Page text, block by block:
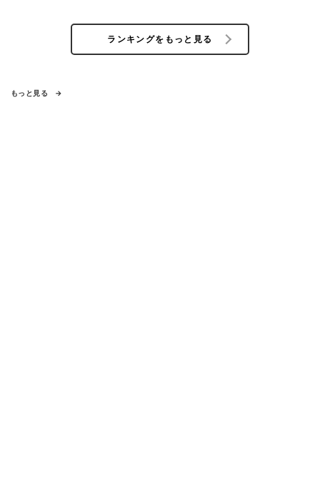
ランキングをもっと見る
もっと見る